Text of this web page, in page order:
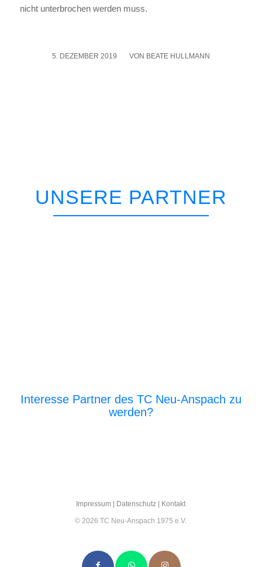
nicht unter­bro­chen wer­den muss.
5. DEZEMBER 2019
/ VON BEATE HULLMANN
UNSERE PARTNER
Interesse Partner des TC Neu-Anspach zu
werden?
Impres­sum Daten­schutz Kon­takt
© 2026 TC Neu-Anspach 1975 e.V.